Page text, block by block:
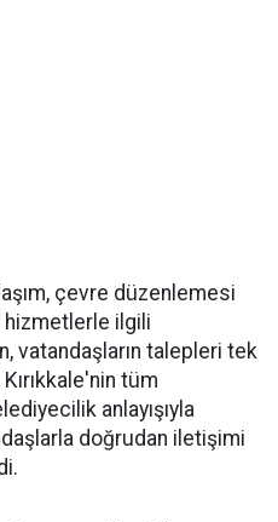
çevre düzenlemesi
hizmetlerle ilgili
vatandaşların talepleri tek
tüm
anlayışıyla
doğrudan iletişimi